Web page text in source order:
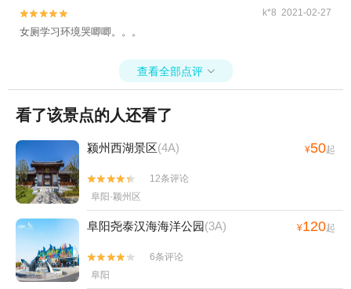

 k*8 2021-02-27
女厕学习环境哭唧唧。。。
查看全部点评 
看了该景点的人还看了
颍州西湖景区(4A) ¥50起


12条评论
阜阳·颖州区
阜阳尧泰汉海海洋公园(3A) ¥120起


6条评论
阜阳